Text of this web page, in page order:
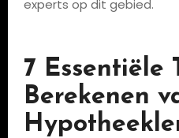
experts op dit gebied.
7 Essentiële
Berekenen